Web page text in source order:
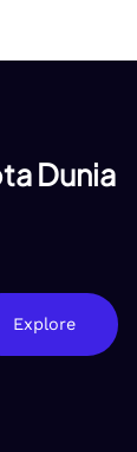
Dunia
Explore